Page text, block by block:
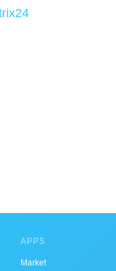
APPS
Market